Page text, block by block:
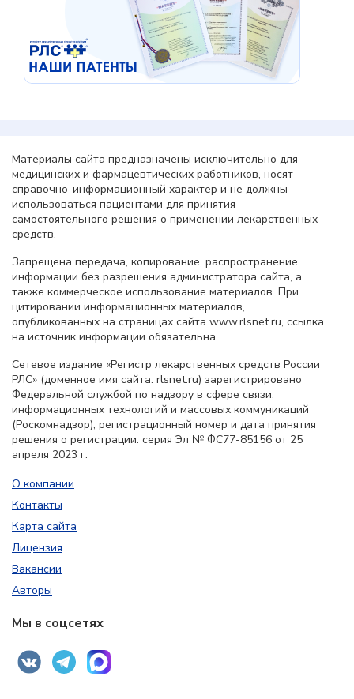
Материалы сайта предназначены исключительно для
медицинских и фармацевтических работников, носят
справочно-информационный характер и не должны
использоваться пациентами для принятия
самостоятельного решения о применении лекарственных
средств.
Запрещена передача, копирование, распространение
информации без разрешения администратора сайта, а
также коммерческое использование материалов. При
цитировании информационных материалов,
опубликованных на страницах сайта www.rlsnet.ru, ссылка
на источник информации обязательна.
Сетевое издание «Регистр лекарственных средств России
РЛС» (доменное имя сайта: rlsnet.ru) зарегистрировано
Федеральной службой по надзору в сфере связи,
информационных технологий и массовых коммуникаций
(Роскомнадзор), регистрационный номер и дата принятия
решения о регистрации: серия Эл № ФС77-85156 от 25
апреля 2023 г.
О компании
Контакты
Карта сайта
Лицензия
Вакансии
Авторы
Мы в соцсетях